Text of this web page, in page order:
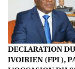
DECLARATION
IVOIRIEN (FPI ),